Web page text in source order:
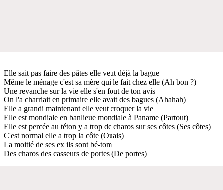
Elle sait pas faire des pâtes elle veut déjà la bague
Même le ménage c'est sa mère qui le fait chez elle (Ah bon ?)
Une revanche sur la vie elle s'en fout de ton avis
On l'a charriait en primaire elle avait des bagues (Ahahah)
Elle a grandi maintenant elle veut croquer la vie
Elle est mondiale en banlieue mondiale à Paname (Partout)
Elle est percée au téton y a trop de charos sur ses côtes (Ses côtes)
C'est normal elle a trop la côte (Ouais)
La moitié de ses ex ils sont bé-tom
Des charos des casseurs de portes (De portes)